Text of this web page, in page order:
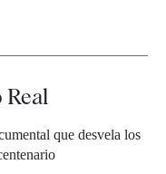
Real
que desvela los